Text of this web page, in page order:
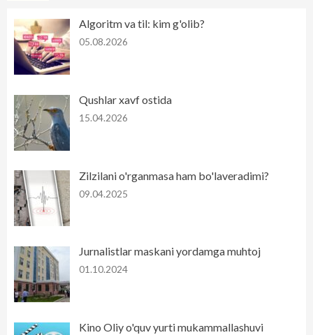
Algoritm va til: kim g'olib?
05.08.2026
Qushlar xavf ostida
15.04.2026
Zilzilani o'rganmasa ham bo'laveradimi?
09.04.2025
Jurnalistlar maskani yordamga muhtoj
01.10.2024
Kino Oliy o'quv yurti mukammallashuvi